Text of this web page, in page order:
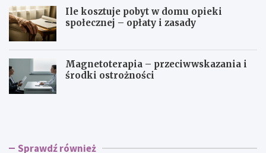
Ile kosztuje pobyt w domu opieki
społecznej – opłaty i zasady
Magnetoterapia – przeciwwskazania i
środki ostrożności
C
p
J
u Sprawdź również